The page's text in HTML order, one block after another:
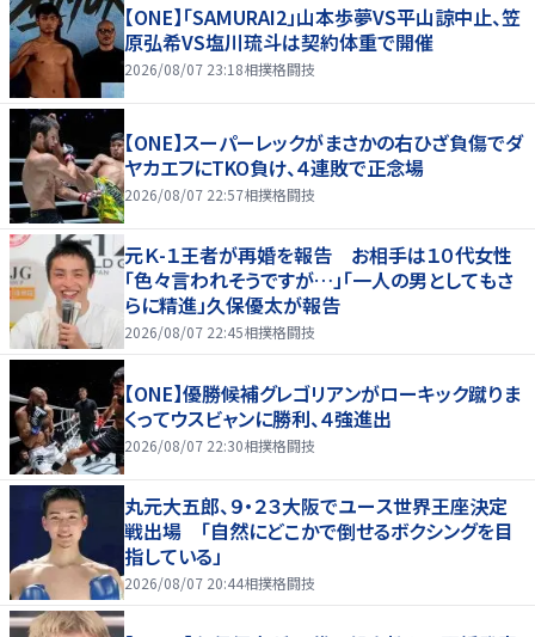
【ONE】「SAMURAI2」山本歩夢VS平山諒中止、笠
原弘希VS塩川琉斗は契約体重で開催
2026/08/07 23:18相撲格闘技
【ONE】スーパーレックがまさかの右ひざ負傷でダ
ヤカエフにTKO負け、４連敗で正念場
2026/08/07 22:57相撲格闘技
元Ｋ-１王者が再婚を報告 お相手は１０代女性
「色々言われそうですが…」「一人の男としてもさ
らに精進」久保優太が報告
2026/08/07 22:45相撲格闘技
【ONE】優勝候補グレゴリアンがローキック蹴りま
くってウスビャンに勝利、４強進出
2026/08/07 22:30相撲格闘技
丸元大五郎、９・２３大阪でユース世界王座決定
戦出場 「自然にどこかで倒せるボクシングを目
指している」
2026/08/07 20:44相撲格闘技